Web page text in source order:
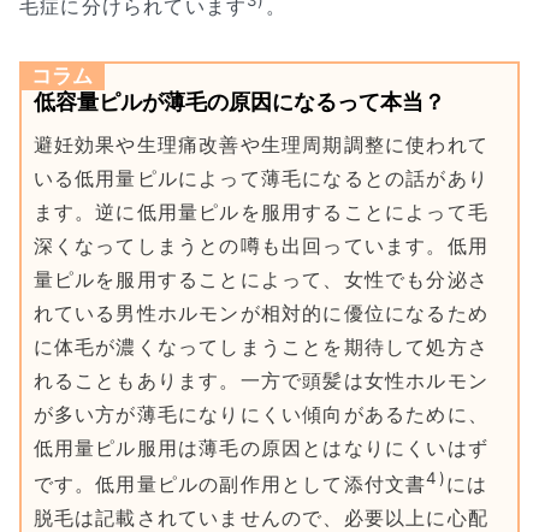
毛症に分けられています 。
コラム
低容量ピルが薄毛の原因になるって本当？
避妊効果や生理痛改善や生理周期調整に使われて
いる低用量ピルによって薄毛になるとの話があり
ます。逆に低用量ピルを服用することによって毛
深くなってしまうとの噂も出回っています。低用
量ピルを服用することによって、女性でも分泌さ
れている男性ホルモンが相対的に優位になるため
に体毛が濃くなってしまうことを期待して処方さ
れることもあります。一方で頭髪は女性ホルモン
が多い方が薄毛になりにくい傾向があるために、
低用量ピル服用は薄毛の原因とはなりにくいはず
です。低用量ピルの副作用として添付文書4)には
脱毛は記載されていませんので、必要以上に心配